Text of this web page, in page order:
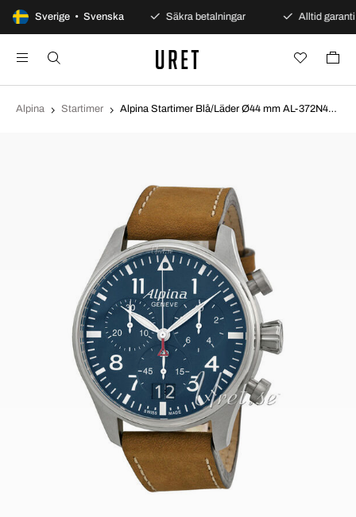
Sverige • Svenska
100 dagars öppet köp Säkra betalningar Alltid garanti
Alpina Startimer Alpina Startimer Blå/Läder Ø44 mm AL-372N4S6